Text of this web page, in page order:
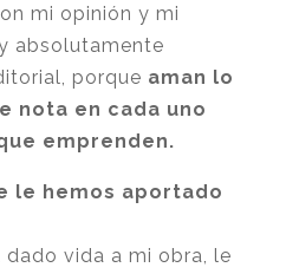
mi opinión y mi
absolutamente
porque aman lo
nota en cada uno
emprenden.
le hemos aportado
dado vida a mi obra, le